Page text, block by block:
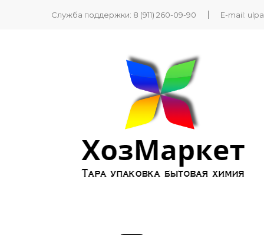
Служба поддержки: 8 (911) 260-09-90 E-mail: